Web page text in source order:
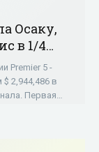
Осаку,
в 1/4
Premier 5 -
2,944,486 в
Первая